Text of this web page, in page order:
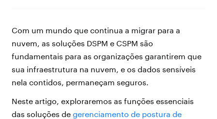
Com um mundo que continua a migrar para a
nuvem, as soluções DSPM e CSPM são
fundamentais para as organizações garantirem que
sua infraestrutura na nuvem, e os dados sensíveis
nela contidos, permaneçam seguros.
Neste artigo, exploraremos as funções essenciais
das soluções de gerenciamento de postura de